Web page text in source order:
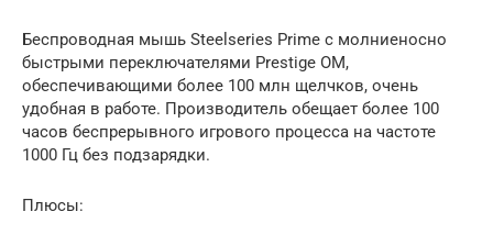
Беспроводная мышь Steelseries Prime с молниеносно
быстрыми переключателями Prestige OM,
обеспечивающими более 100 млн щелчков, очень
удобная в работе. Производитель обещает более 100
часов беспрерывного игрового процесса на частоте
1000 Гц без подзарядки.
Плюсы: